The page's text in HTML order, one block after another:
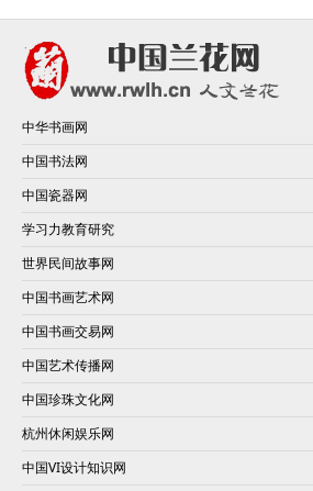
中华书画网
中国书法网
中国瓷器网
学习力教育研究
世界民间故事网
中国书画艺术网
中国书画交易网
中国艺术传播网
中国珍珠文化网
杭州休闲娱乐网
中国VI设计知识网